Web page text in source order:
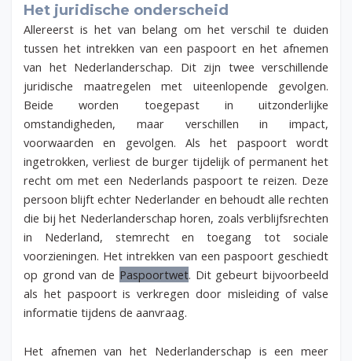
Het juridische onderscheid
Allereerst is het van belang om het verschil te duiden
tussen het intrekken van een paspoort en het afnemen
van het Nederlanderschap. Dit zijn twee verschillende
juridische maatregelen met uiteenlopende gevolgen.
Beide worden toegepast in uitzonderlijke
omstandigheden, maar verschillen in impact,
voorwaarden en gevolgen. Als het paspoort wordt
ingetrokken, verliest de burger tijdelijk of permanent het
recht om met een Nederlands paspoort te reizen. Deze
persoon blijft echter Nederlander en behoudt alle rechten
die bij het Nederlanderschap horen, zoals verblijfsrechten
in Nederland, stemrecht en toegang tot sociale
voorzieningen. Het intrekken van een paspoort geschiedt
op grond van de Paspoortwet. Dit gebeurt bijvoorbeeld
als het paspoort is verkregen door misleiding of valse
informatie tijdens de aanvraag.
Het afnemen van het Nederlanderschap is een meer